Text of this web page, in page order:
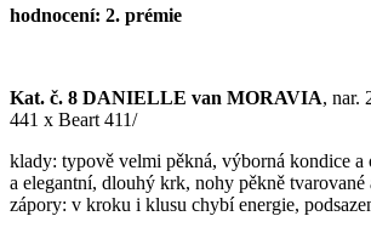
hodnocení: 2. prémie
Kat. č. 8 DANIELLE van MORAVIA, nar.
441 x Beart 411/
klady: typově velmi pěkná, výborná kondice a
a elegantní, dlouhý krk, nohy pěkně tvarované
zápory: v kroku i klusu chybí energie,